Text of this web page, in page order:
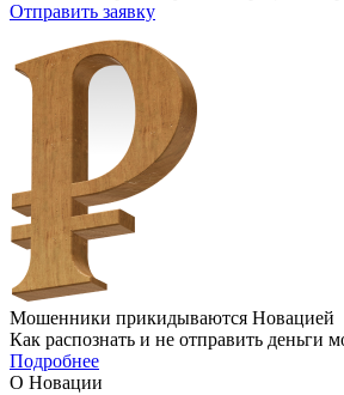
Отправить заявку
Мошенники прикидываются Новацией
Как распознать и не отправить деньги
Подробнее
О Новации